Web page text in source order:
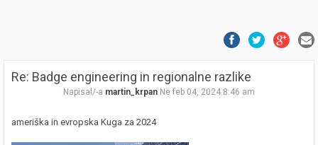
Re: Badge engineering in regionalne razlike
Napisal/-a martin_krpan Ne feb 04, 2024 8:46 am
ameriška in evropska Kuga za 2024